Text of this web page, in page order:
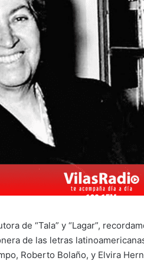
de “Tala” y “Lagar”,
de las letras
Roberto Bolaño, y Elvira